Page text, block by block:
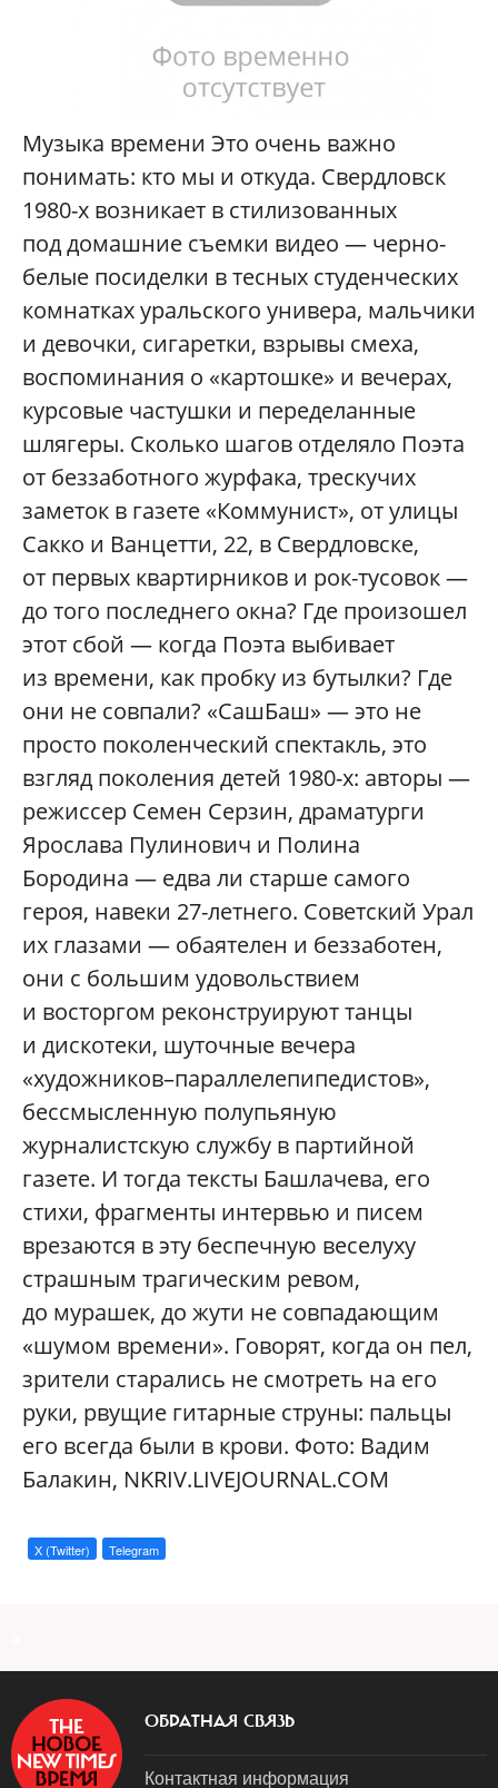
Музыка времени Это очень важно
понимать: кто мы и откуда. Свердловск
1980-х возникает в стилизованных
под домашние съемки видео — черно-
белые посиделки в тесных студенческих
комнатках уральского универа, мальчики
и девочки, сигаретки, взрывы смеха,
воспоминания о «картошке» и вечерах,
курсовые частушки и переделанные
шлягеры. Сколько шагов отделяло Поэта
от беззаботного журфака, трескучих
заметок в газете «Коммунист», от улицы
Сакко и Ванцетти, 22, в Свердловске,
от первых квартирников и рок-тусовок —
до того последнего окна? Где произошел
этот сбой — когда Поэта выбивает
из времени, как пробку из бутылки? Где
они не совпали? «СашБаш» — это не
просто поколенческий спектакль, это
взгляд поколения детей 1980-х: авторы —
режиссер Семен Серзин, драматурги
Ярослава Пулинович и Полина
Бородина — едва ли старше самого
героя, навеки 27-летнего. Советский Урал
их глазами — обаятелен и беззаботен,
они с большим удовольствием
и восторгом реконструируют танцы
и дискотеки, шуточные вечера
«художников–параллелепипедистов»,
бессмысленную полупьяную
журналистскую службу в партийной
газете. И тогда тексты Башлачева, его
стихи, фрагменты интервью и писем
врезаются в эту беспечную веселуху
страшным трагическим ревом,
до мурашек, до жути не совпадающим
«шумом времени». Говорят, когда он пел,
зрители старались не смотреть на его
руки, рвущие гитарные струны: пальцы
его всегда были в крови. Фото: Вадим
Балакин, NKRIV.LIVEJOURNAL.COM
X (Twitter) Telegram
ОБРАТНАЯ СВЯЗЬ
Контактная информация